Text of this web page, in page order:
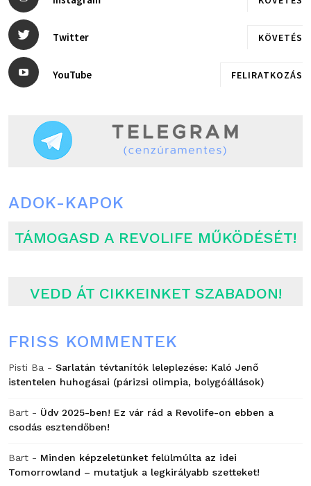
Twitter KÖVETÉS
YouTube FELIRATKOZÁS
ADOK-KAPOK
TÁMOGASD A REVOLIFE MŰKÖDÉSÉT!
VEDD ÁT CIKKEINKET SZABADON!
FRISS KOMMENTEK
Pisti Ba - Sarlatán tévtanítók leleplezése: Kaló Jenő
istentelen huhogásai (párizsi olimpia, bolygóállások)
Bart - Üdv 2025-ben! Ez vár rád a Revolife-on ebben a
csodás esztendőben!
Bart - Minden képzeletünket felülmúlta az idei
Tomorrowland – mutatjuk a legkirályabb szetteket!